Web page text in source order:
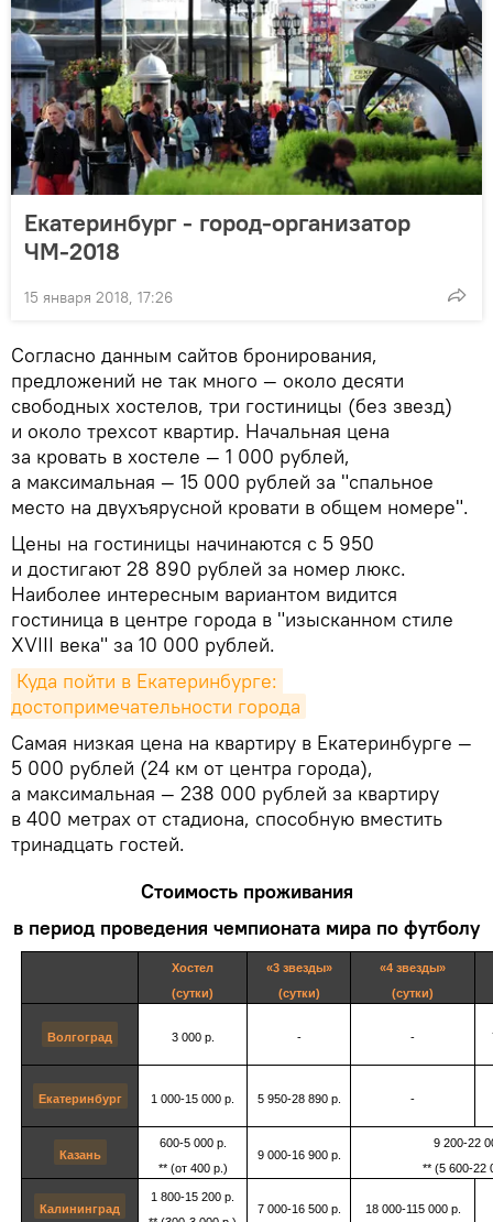
Екатеринбург - город-организатор
ЧМ-2018
15 января 2018, 17:26
Согласно данным сайтов бронирования,
предложений не так много — около десяти
свободных хостелов, три гостиницы (без звезд)
и около трехсот квартир. Начальная цена
за кровать в хостеле — 1 000 рублей,
а максимальная — 15 000 рублей за "спальное
место на двухъярусной кровати в общем номере".
Цены на гостиницы начинаются с 5 950
и достигают 28 890 рублей за номер люкс.
Наиболее интересным вариантом видится
гостиница в центре города в "изысканном стиле
XVIII века" за 10 000 рублей.
Куда пойти в Екатеринбурге:
достопримечательности города
Самая низкая цена на квартиру в Екатеринбурге —
5 000 рублей (24 км от центра города),
а максимальная — 238 000 рублей за квартиру
в 400 метрах от стадиона, способную вместить
тринадцать гостей.
Стоимость проживания
в период проведения чемпионата мира по футболу
Хостел
(сутки)
«3 звезды»
(сутки)
«4 звезды»
(сутки)
Волгоград 3 000 р. - -
Екатеринбург 1 000-15 000 р. 5 950-28 890 р. -
Казань
600-5 000 р.
** (от 400 р.)
9 000-16 900 р.
9 200-22
** (5 600-22
Калининград
1 800-15 200 р.
7 000-16 500 р. 18 000-115 000 р.